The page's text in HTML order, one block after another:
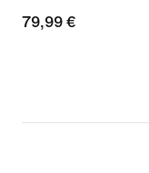
79,99 €
79,99 €